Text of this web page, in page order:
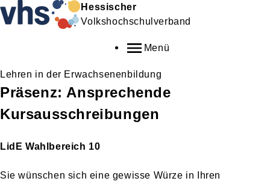
Hessischer
Volkshochschulverband
Menü
Lehren in der Erwachsenenbildung
Präsenz: Ansprechende
Kursausschreibungen
LidE Wahlbereich 10
Sie wünschen sich eine gewisse Würze in Ihren